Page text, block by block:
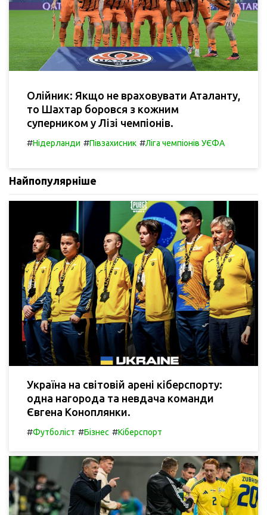
Олійник: Якщо не враховувати Аталанту,
то Шахтар боровся з кожним
суперником у Лізі чемпіонів.
#Нідерланди #Півзахисник #Ліга чемпіонів УЄФА
Найпопулярніше
Україна на світовій арені кіберспорту:
одна нагорода та невдача команди
Євгена Коноплянки.
#Футболіст #Бізнес #Кіберспорт